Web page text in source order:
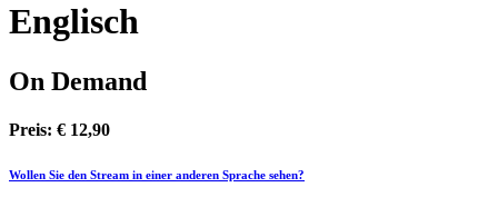
Englisch
On Demand
Preis: € 12,90
Wollen Sie den Stream in einer anderen Sprache sehen?